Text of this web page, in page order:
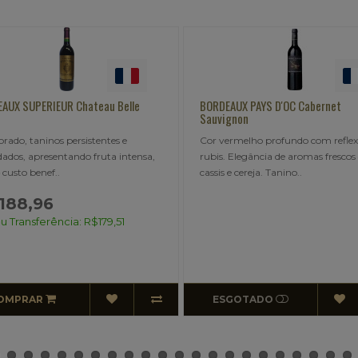
PAYS D'OC Cabernet
profundo com reflexos
Elegância de aromas frescos de
e cereja. Tanino..
BORDEAUX PAYS D'OC DE CHANSAC
Cabernet Sauvignon
De Chansac é um vinho
sedutor, produzido no sul da
região de Laguedoc. Ele é e..
ESGOTADO